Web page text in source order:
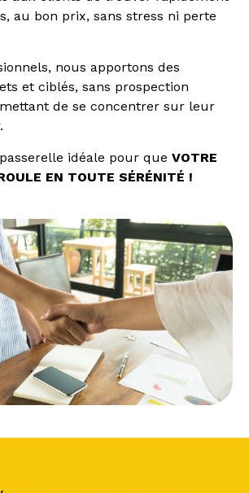
au bon prix, sans stress ni perte
nous apportons des
et ciblés, sans prospection
de se concentrer sur leur
idéale pour que VOTRE
EN TOUTE SÉRÉNITÉ !